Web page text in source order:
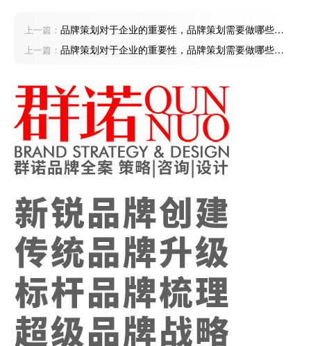
上一篇： 品牌策划对于企业的重要性，品牌策划需要做哪些工
作
上一篇： 品牌策划对于企业的重要性，品牌策划需要做哪些工